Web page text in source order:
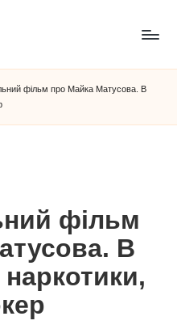
фільм про Майка Матусова. В
фільм
В